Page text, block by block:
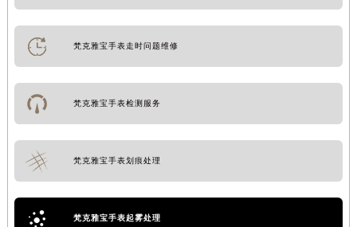
梵克雅宝手表走时问题维修
梵克雅宝手表检测服务
梵克雅宝手表划痕处理
梵克雅宝手表起雾处理